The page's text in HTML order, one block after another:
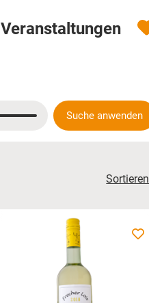
Veranstaltungen
Suche anwenden
Sortieren